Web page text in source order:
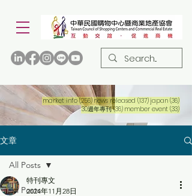
market info (256)256 篇文章
news released (137)137 篇文章
japan (36)36 篇
30週年專刊 (36)36 篇文章
member event (33)33 篇
文章
All Posts
All Posts
特刊專文
2024年11月28日